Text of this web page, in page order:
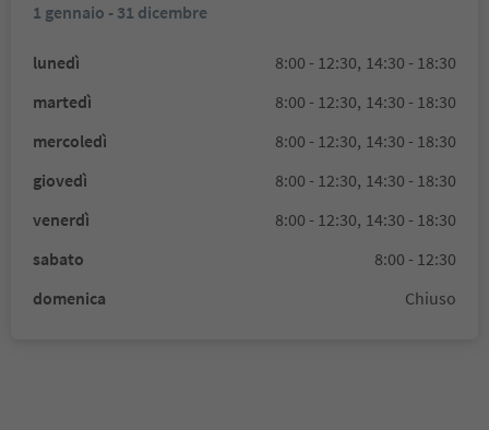
1 gennaio - 31 dicembre
lunedì 8:00 - 12:30, 14:30 - 18:30
martedì
8:00 - 12:30, 14:30 - 18:30
mercoledì
8:00 - 12:30, 14:30 - 18:30
giovedì
8:00 - 12:30, 14:30 - 18:30
venerdì
8:00 - 12:30, 14:30 - 18:30
sabato
8:00 - 12:30
domenica
Chiuso